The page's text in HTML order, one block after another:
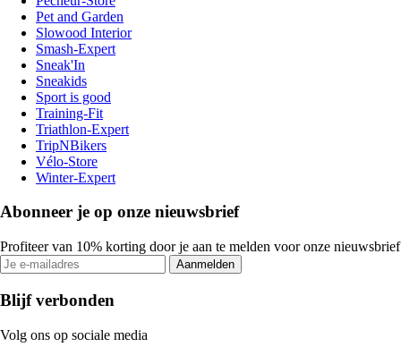
Pet and Garden
Slowood Interior
Smash-Expert
Sneak'In
Sneakids
Sport is good
Training-Fit
Triathlon-Expert
TripNBikers
Vélo-Store
Winter-Expert
Abonneer je op onze nieuwsbrief
Profiteer van 10% korting door je aan te melden voor onze nieuwsbrief
Aanmelden
Blijf verbonden
Volg ons op sociale media